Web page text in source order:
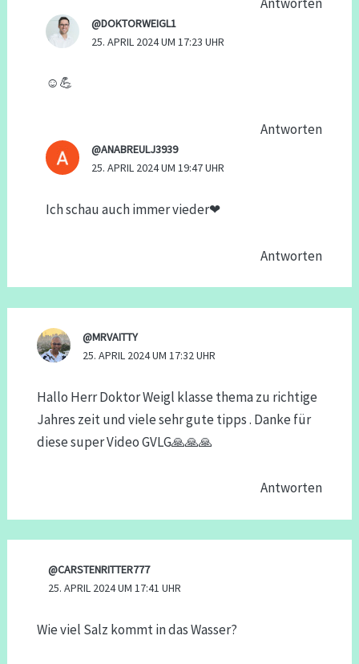
@DOKTORWEIGL1
25. APRIL 2024 UM 17:23 UHR
☺️💪
Antworten
@ANABREULJ3939
25. APRIL 2024 UM 19:47 UHR
Ich schau auch immer vieder❤
Antworten
@MRVAITTY
25. APRIL 2024 UM 17:32 UHR
Hallo Herr Doktor Weigl klasse thema zu richtige
Jahres zeit und viele sehr gute tipps . Danke für
diese super Video GVLG🙏🙏🙏
Antworten
@CARSTENRITTER777
25. APRIL 2024 UM 17:41 UHR
Wie viel Salz kommt in das Wasser?